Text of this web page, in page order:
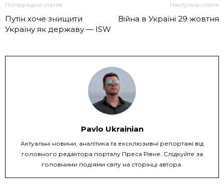
Попередня стаття
Путін хоче знищити
Україну як державу — ISW
Наступна стаття
Війна в Україні 29 жовтня
Pavlo Ukrainian
Актуальні новини, аналітика та ексклюзивні репортажі від
головного редактора порталу Преса Рівне. Слідкуйте за
головними подіями світу на сторінці автора.